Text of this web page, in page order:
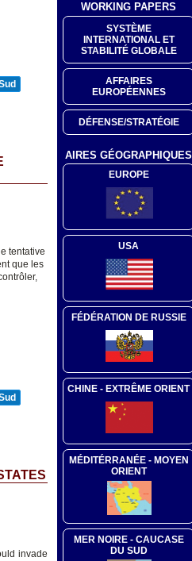
tentative
que les
invade
WORKING PAPERS
SYSTÈME
INTERNATIONAL ET
STABILITÉ GLOBALE
AFFAIRES
EUROPÉENNES
DÉFENSE/STRATÉGIE
AIRES GÉOGRAPHIQUES
EUROPE
USA
FÉDÉRATION DE RUSSIE
CHINE - EXTRÊME ORIENT
MÉDITÉRRANÉE - MOYEN
ORIENT
MER NOIRE - CAUCASE
DU SUD